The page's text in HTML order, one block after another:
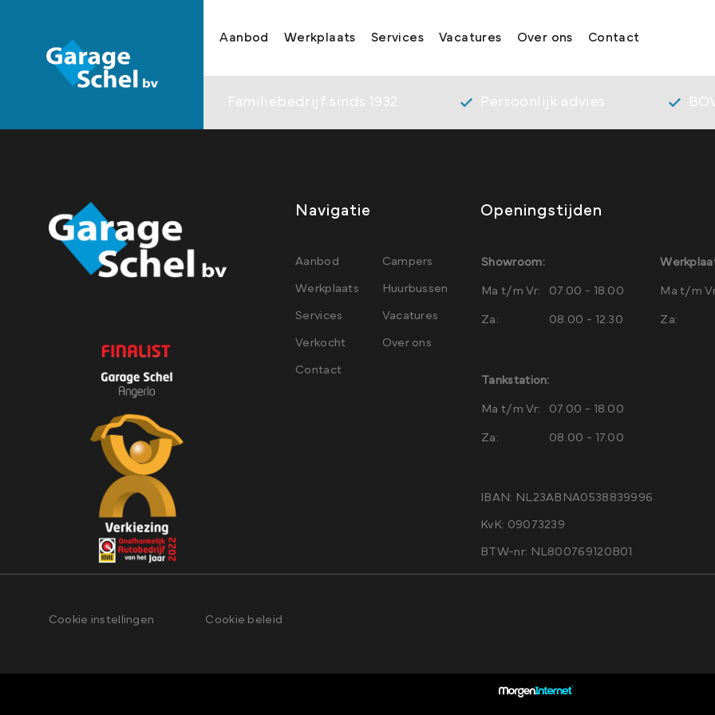
Aanbod Werkplaats Services Vacatures Over ons Contact
Familiebedrijf sinds 1932 Persoonlijk advies
Navigatie
Aanbod Campers
Werkplaats Huurbussen
Services Vacatures
Verkocht Over ons
Contact
Openingstijden
Showroom:
Ma t/m Vr: 07.00 - 18.00
Za: 08.00 - 12.30
Ma t/m
Za:
Tankstation:
Ma t/m Vr: 07.00 - 18.00
Za: 08.00 - 17.00
IBAN: NL23ABNA0538839996
KvK: 09073239
BTW-nr: NL800769120B01
Cookie instellingen Cookie beleid